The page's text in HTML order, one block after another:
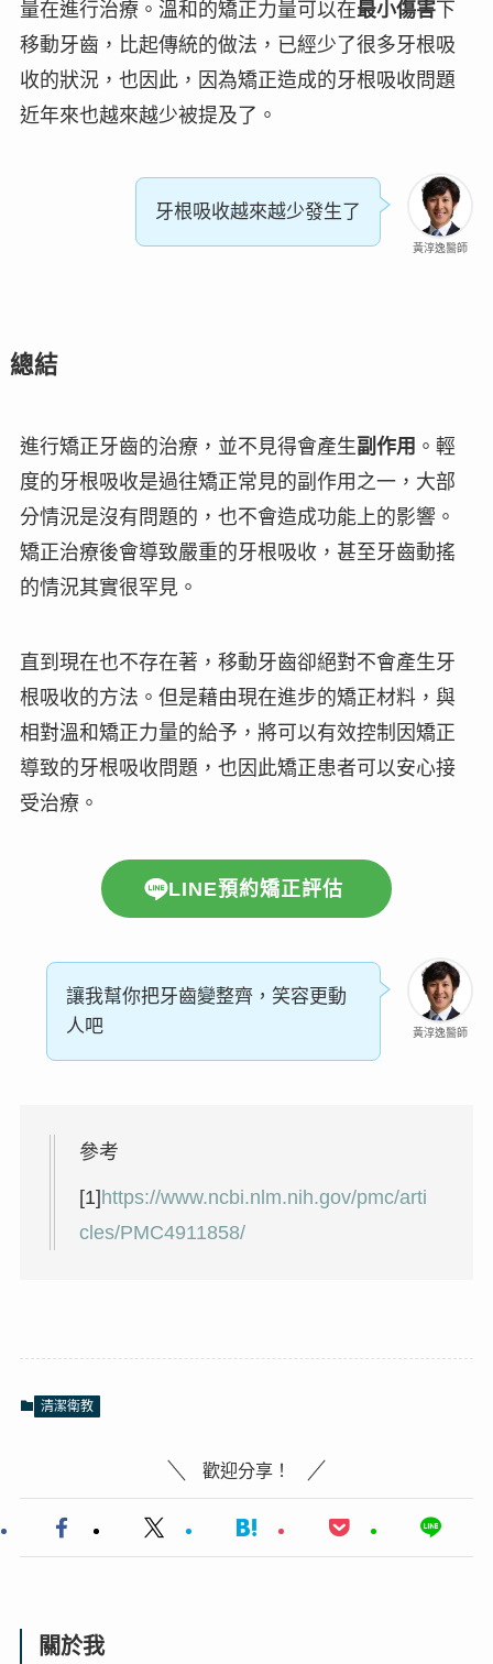
量在進行治療。溫和的矯正力量可以在最小傷害下
移動牙齒，比起傳統的做法，已經少了很多牙根吸
收的狀況，也因此，因為矯正造成的牙根吸收問題
近年來也越來越少被提及了。
黃淳逸醫師
牙根吸收越來越少發生了
總結
進行矯正牙齒的治療，並不見得會產生副作用 。輕
度的牙根吸收是過往矯正常見的副作用之一，大部
分情況是沒有問題的，也不會造成功能上的影響。
矯正治療後會導致嚴重的牙根吸收，甚至牙齒動搖
的情況其實很罕見。
直到現在也不存在著，移動牙齒卻絕對不會產生牙
根吸收的方法。但是藉由現在進步的矯正材料，與
相對溫和矯正力量的給予，將可以有效控制因矯正
導致的牙根吸收問題，也因此矯正患者可以安心接
受治療。
LINE預約矯正評估
黃淳逸醫師
讓我幫你把牙齒變整齊，笑容更動
人吧
參考
[1]https://www.ncbi.nlm.nih.gov/pmc/arti
cles/PMC4911858/
清潔衛教
歡迎分享！
關於我